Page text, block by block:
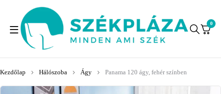
0
Kezdőlap Hálószoba Ágy Panama 120 ágy, fehér színben